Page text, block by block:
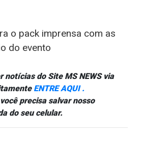
o pack imprensa com as
do evento
notícias do Site MS NEWS via
ENTRE AQUI .
precisa salvar nosso
do seu celular.